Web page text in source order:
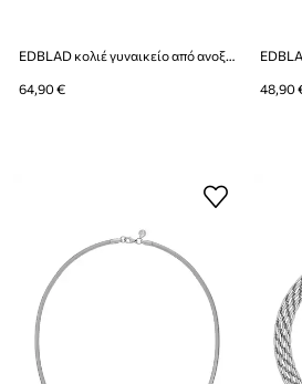
EDBLAD κολιέ γυναικείο από ανοξείδωτο ατσάλι Ivy
64,90 € 48,90